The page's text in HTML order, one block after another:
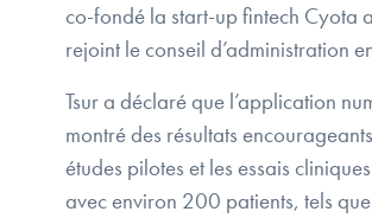
co-fondé la start-up fintech Cyota
rejoint le conseil d’administration
Tsur a déclaré que l’application
montré des résultats
études pilotes et les essais
avec environ 200 patients, tels